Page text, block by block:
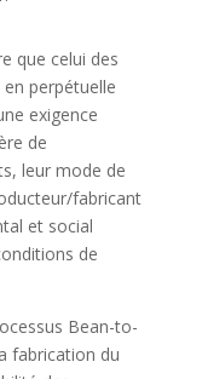
que celui des
perpétuelle
exigence
de
leur mode de
fabricant
et social
de
Bean-to-
fabrication du